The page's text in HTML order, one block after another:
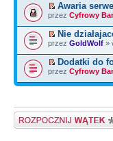
Awaria
przez Cyfrowy
Nie
przez GoldWolf »
Dodatki do
przez Cyfrowy
Napisz wątek